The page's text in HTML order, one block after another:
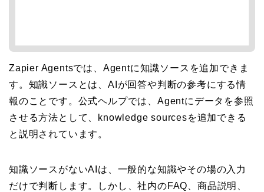
Zapier Agentsでは、Agentに知識ソースを追加できま
す。知識ソースとは、AIが回答や判断の参考にする情
報のことです。公式ヘルプでは、Agentにデータを参照
させる方法として、knowledge sourcesを追加できる
と説明されています。
知識ソースがないAIは、一般的な知識やその場の入力
だけで判断します。しかし、社内のFAQ、商品説明、